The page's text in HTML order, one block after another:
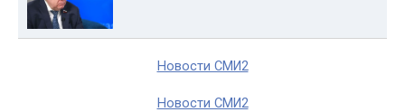
Новости СМИ2
Новости СМИ2